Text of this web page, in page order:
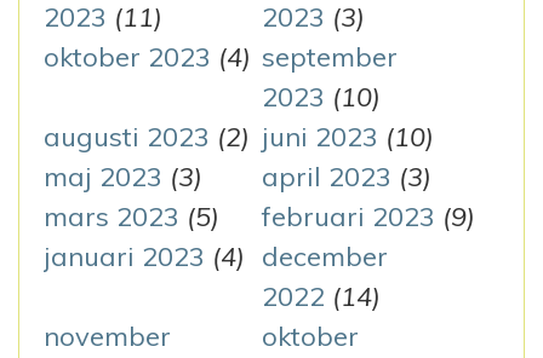
2023 (11) 2023 (3)
oktober 2023 (4) september
2023 (10)
augusti 2023 (2) juni 2023 (10)
maj 2023 (3) april 2023 (3)
mars 2023 (5) februari 2023 (9)
januari 2023 (4)
december
2022 (14)
november
oktober